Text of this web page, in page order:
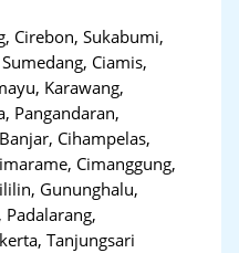
Cirebon, Sukabumi,
Ciamis,
Karawang,
Pangandaran,
Cihampelas,
Cimanggung,
Gununghalu,
Tanjungsari